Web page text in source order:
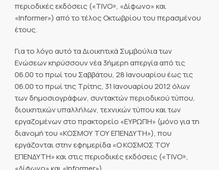
περιοδικές εκδόσεις («TIVO», «Δίφωνο» και
«Informer») από το τέλος Οκτωβρίου του περασμένου
έτους.
Για το λόγο αυτό τα Διοικητικά Συμβούλια των
Ενώσεων κηρύσσουν νέα 3ήμερη απεργία από τις
06.00 το πρωί του Σαββάτου, 28 Ιανουαρίου έως τις
06.00 το πρωί της Τρίτης, 31 Ιανουαρίου 2012 όλων
των δημοσιογράφων, συντακτών περιοδικού τύπου,
διοικητικών υπαλλήλων, τεχνικών τύπου και των
εργαζομένων στο πρακτορείο «ΕΥΡΩΠΗ» (μόνο για τη
διανομή του «ΚΟΣΜΟΥ ΤΟΥ ΕΠΕΝΔΥΤΗ»), που
εργάζονται στην εφημερίδα «Ο ΚΟΣΜΟΣ ΤΟΥ
ΕΠΕΝΔΥΤΗ» και στις περιοδικές εκδόσεις («TIVO»,